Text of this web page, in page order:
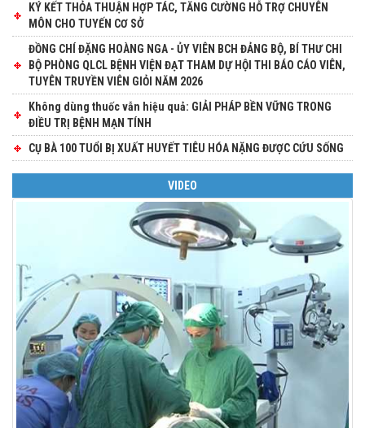
KÝ KẾT THỎA THUẬN HỢP TÁC, TĂNG CƯỜNG HỖ TRỢ CHUYÊN
MÔN CHO TUYẾN CƠ SỞ
ĐỒNG CHÍ ĐẶNG HOÀNG NGA - ỦY VIÊN BCH ĐẢNG BỘ, BÍ THƯ CHI
BỘ PHÒNG QLCL BỆNH VIỆN ĐẠT THAM DỰ HỘI THI BÁO CÁO VIÊN,
TUYÊN TRUYỀN VIÊN GIỎI NĂM 2026
Không dùng thuốc vẫn hiệu quả: GIẢI PHÁP BỀN VỮNG TRONG
ĐIỀU TRỊ BỆNH MẠN TÍNH
CỤ BÀ 100 TUỔI BỊ XUẤT HUYẾT TIÊU HÓA NẶNG ĐƯỢC CỨU SỐNG
VIDEO